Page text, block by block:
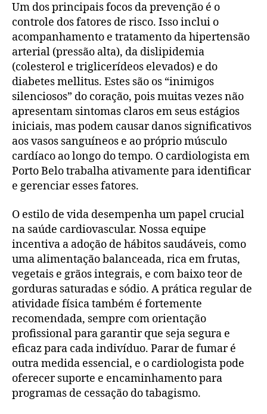
Um dos principais focos da prevenção é o
controle dos fatores de risco. Isso inclui o
acompanhamento e tratamento da hipertensão
arterial (pressão alta), da dislipidemia
(colesterol e triglicerídeos elevados) e do
diabetes mellitus. Estes são os “inimigos
silenciosos” do coração, pois muitas vezes não
apresentam sintomas claros em seus estágios
iniciais, mas podem causar danos significativos
aos vasos sanguíneos e ao próprio músculo
cardíaco ao longo do tempo. O cardiologista em
Porto Belo trabalha ativamente para identificar
e gerenciar esses fatores.
O estilo de vida desempenha um papel crucial
na saúde cardiovascular. Nossa equipe
incentiva a adoção de hábitos saudáveis, como
uma alimentação balanceada, rica em frutas,
vegetais e grãos integrais, e com baixo teor de
gorduras saturadas e sódio. A prática regular de
atividade física também é fortemente
recomendada, sempre com orientação
profissional para garantir que seja segura e
eficaz para cada indivíduo. Parar de fumar é
outra medida essencial, e o cardiologista pode
oferecer suporte e encaminhamento para
programas de cessação do tabagismo.